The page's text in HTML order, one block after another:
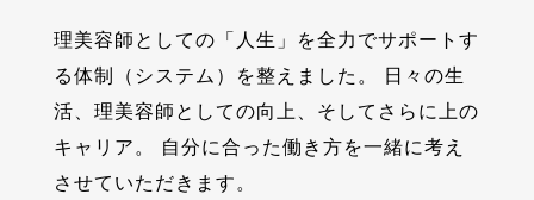
理美容師としての「⼈⽣」を全⼒でサポートす
る体制（システム）を整えました。
⽇々の⽣
活、理美容師としての向上、そしてさらに上の
キャリア。
⾃分に合った働き⽅を⼀緒に考え
させていただきます。